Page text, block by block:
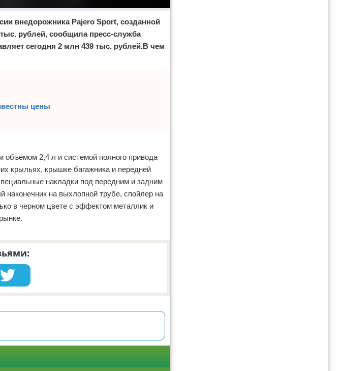
внедорожника Pajero Sport, созданной
рублей, сообщила пресс-служба
сегодня 2 млн 439 тыс. рублей.В чем
цены
объемом 2,4 л и системой полного привода
крыльях, крышке багажника и передней
накладки под передним и задним
наконечник на выхлопной трубе, спойлер на
в черном цвете с эффектом металлик и